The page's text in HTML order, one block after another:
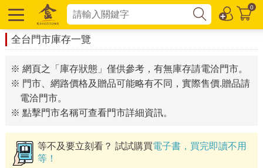
0
全台門市庫存一覽
※ 網頁之「庫存狀態」僅供參考，有無庫存請電洽門市。
※ 門市、網路價格及贈品可能略有不同，實際售價.贈品請
電洽門市。
※ 點擊門市名稱可查看門市詳細資訊。
等不及要立刻看？ 試試購買電子書，買完即讀不用
等！